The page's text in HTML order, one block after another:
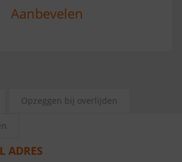
Aanbevelen
Opzeggen bij overlijden
ADRES